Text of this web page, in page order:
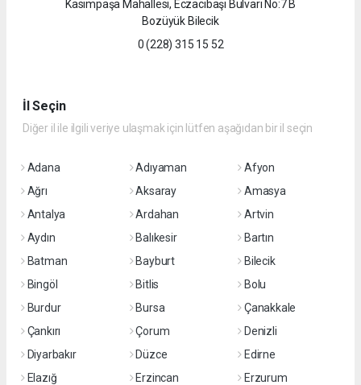
Kasımpaşa Mahallesi, Eczacıbaşı Bulvarı No:7 B
Bozüyük Bilecik
0 (228) 315 15 52
İl Seçin
Diğer il ile ilgili veriye ulaşmak için lütfen aşağıdan bir il seçin
Adana Adıyaman
Afyon
Ağrı
Aksaray
Amasya
Antalya
Ardahan
Artvin
Aydın
Balıkesir
Bartın
Batman
Bayburt
Bilecik
Bingöl
Bitlis
Bolu
Burdur
Bursa
Çanakkale
Çankırı
Çorum
Denizli
Diyarbakır
Düzce
Edirne
Elazığ
Erzincan
Erzurum